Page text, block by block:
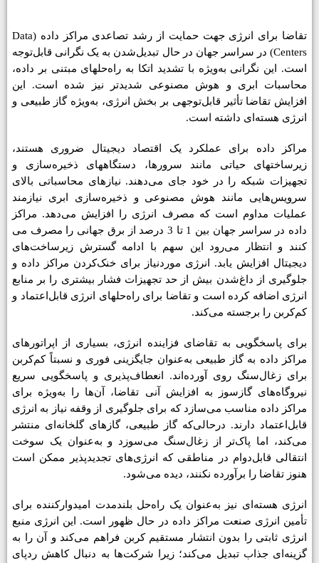
تقاضا برای انرژی جهت حمایت از رشد تصاعدی مراکز داده (Data
Centers) در سراسر جهان در حال تبدیل‌شدن به یک نگرانی قابل‌توجه
است. این نگرانی به‌ویژه با تشدید اتکا به راه‌­حل­های مبتنی بر داده،
محاسبات ابری و هوش مصنوعی شدیدتر نیز شده است. این
افزایش تقاضا تأثیر قابل‌توجهی بر بخش انرژی، به‌ویژه گاز طبیعی و
انرژی هسته­‌ای داشته است.
مراکز داده برای عملکرد یک اقتصاد دیجیتال ضروری هستند،
زیرساخت­های حیاتی مانند سرورها، دستگاه­های ذخیره‌­سازی و
تجهیزات شبکه را در خود جای می‌­دهند. نیازهای محاسباتی بالای
سرویس‌هایی مانند هوش مصنوعی و ذخیره‌سازی ابری نیازمند
عملیات مداوم است که مصرف انرژی را افزایش می‌دهد. مراکز
داده در سراسر جهان بین 1 تا 3 درصد از برق جهانی را مصرف می­‌
کنند و انتظار می‌­رود این سهم با ادامه گسترش زیرساخت­‌های
دیجیتال افزایش یابد. انرژی موردنیاز برای خنک‌کردن مراکز داده و
جلوگیری از داغ‌شدن بیش از حد تجهیزات فشار بیشتری را بر منابع
انرژی اضافه کرده است و تقاضا برای راه­‌حل­های انرژی قابل‌اعتماد و
کم‌­کربن را برجسته می‌­کند.
برای پاسخگویی به تقاضای فزاینده انرژی، بسیاری از اپراتورهای
مراکز داده به گاز طبیعی به‌عنوان جایگزینی فوری و نسبتاً کم­‌کربن
برای زغال­‌سنگ روی آورده‌­اند. انعطاف‌پذیری و پاسخگویی سریع
نیروگاه‌های گازسوز به افزایش آنی تقاضا، آن‌ها را به‌ویژه برای
مراکز داده مناسب می‌سازد که برای جلوگیری از وقفه نیاز به انرژی
قابل‌اعتماد دارند. درحالی‌که گاز طبیعی، گازهای گلخانه‌ای منتشر
می‌کند، اما پاک‌تر از زغال‌سنگ می‌سوزد و به‌عنوان یک سوخت
انتقالی قابل‌دوام در مناطقی که انرژی‌های تجدیدپذیر ممکن است
هنوز تقاضا را برآورده نکنند، دیده می‌شود.
انرژی هسته‌­ای نیز به‌عنوان یک راه‌­حل بلندمدت امیدوارکننده برای
تأمین انرژی صنعت مراکز داده در حال ظهور است. این انرژی منبع
انرژی ثابتی را بدون انتشار مستقیم کربن فراهم می­‌کند و آن را به
گزینه‌­ای جذاب تبدیل می‌کند؛ زیرا شرکت‌ها به دنبال کاهش ردپای